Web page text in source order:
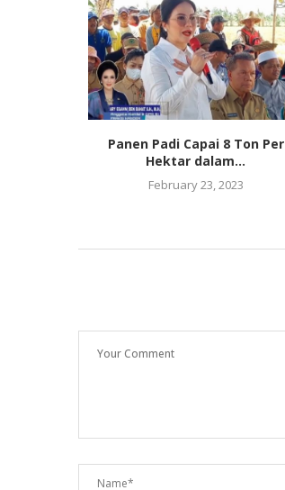
Panen Padi Capai 8 Ton Per
Hektar dalam...
February 23, 2023